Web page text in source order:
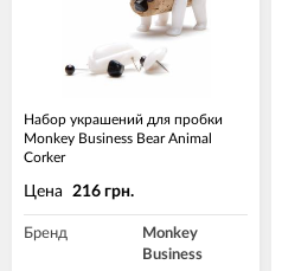
Набор украшений для пробки
Monkey Business Bear Animal
Corker
Цена 216 грн.
Бренд
Monkey
Business